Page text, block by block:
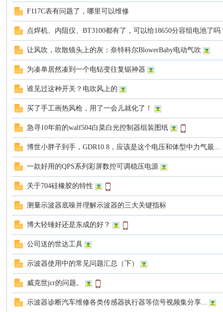
F117C表有问题了，哪里可以维修
点焊机、内阻仪、BT3100都有了，可以给18650分容组电池了吗
让风吹，吹散镜头上的灰：奈特科尔BlowerBaby电动气吹
为凑单居然凑到一个电钻变往复锯神器
谁见过这种开关？电吹风上的
买了手工画热风枪，用了一会儿就化了！
急寻10年前的walf504白菜白光控制器组装图纸
博世小胖子到手，GDR10.8，应该是这个电压和体型中力气最...
一款好用的QPS系列彩屏数控可调稳压电源
关于704硅橡胶的特性
测量示波器底噪并理解示波器的三大关键指标
博大轻锤好还是东成的好？
公司送的世达工具
示波器使用中的常见问题汇总（下）
威克世jcr的问题。
示波器诊断汽车维修各类传感器执行器等信号视频集分享...